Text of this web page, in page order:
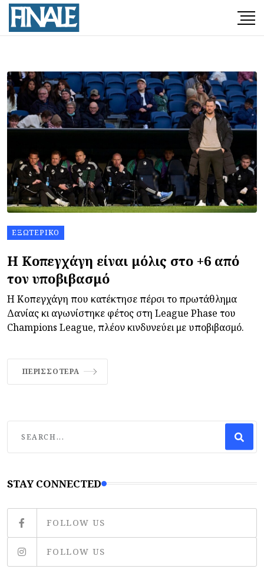
ΕΞΩΤΕΡΙΚΌ
Η Κοπεγχάγη είναι μόλις στο +6 από
τον υποβιβασμό
Η Κοπεγχάγη που κατέκτησε πέρσι το πρωτάθλημα
Δανίας κι αγωνίστηκε φέτος στη League Phase του
Champions League, πλέον κινδυνεύει με υποβιβασμό.
ΠΕΡΙΣΣΌΤΕΡΑ
STAY CONNECTED
FOLLOW US
FOLLOW US